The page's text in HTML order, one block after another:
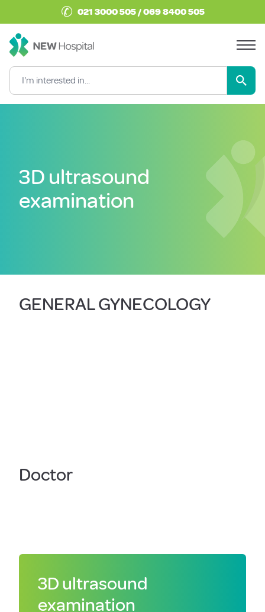
✆ 021 3000 505 / 069 8400 505
3D ultrasound
examination
GENERAL GYNECOLOGY
Doctor
3D ultrasound
examination